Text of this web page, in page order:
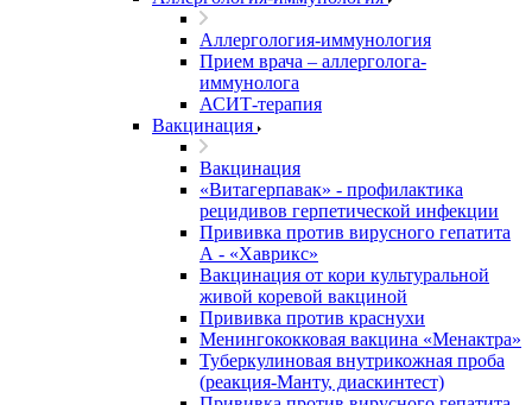
Аллергология-иммунология
Прием врача – аллерголога-
иммунолога
АСИТ-терапия
Вакцинация
Вакцинация
«Витагерпавак» - профилактика
рецидивов герпетической инфекции
Прививка против вирусного гепатита
А - «Хаврикс»
Вакцинация от кори культуральной
живой коревой вакциной
Прививка против краснухи
Менингококковая вакцина «Менактра»
Туберкулиновая внутрикожная проба
(реакция-Манту, диаскинтест)